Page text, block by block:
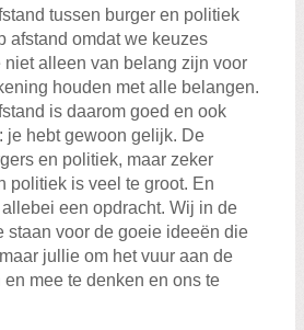
tussen burger en politiek
afstand omdat we keuzes
niet alleen van belang zijn voor
houden met alle belangen.
is daarom goed en ook
je hebt gewoon gelijk. De
en politiek, maar zeker
politiek is veel te groot. En
een opdracht. Wij in de
staan voor de goeie ideeën die
jullie om het vuur aan de
mee te denken en ons te